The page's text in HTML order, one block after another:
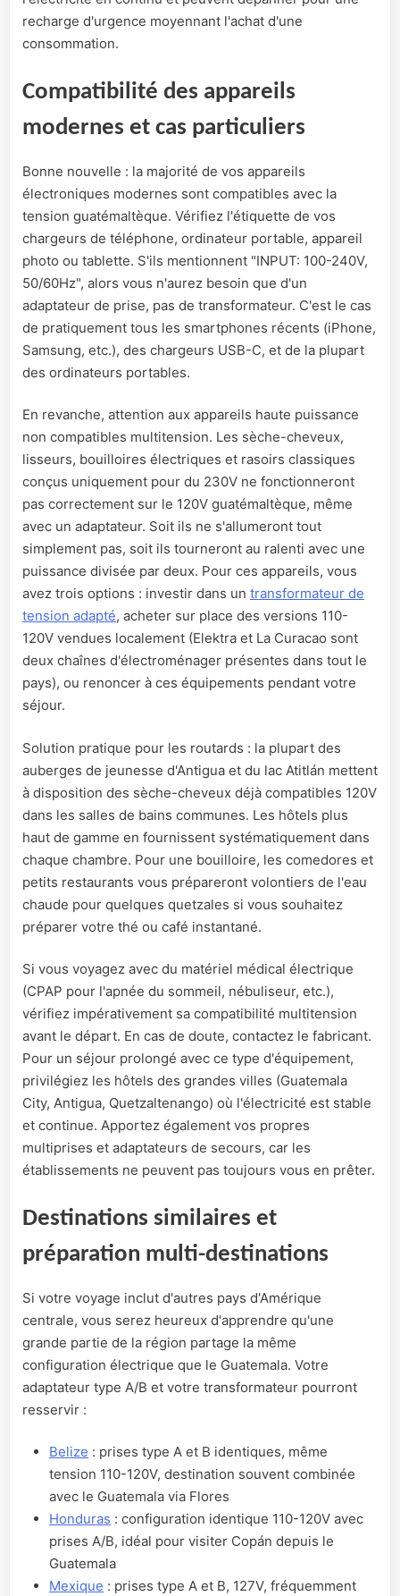
recharge d'urgence moyennant l'achat d'une
consommation.
Compatibilité des appareils
modernes et cas particuliers
Bonne nouvelle : la majorité de vos appareils
électroniques modernes sont compatibles avec la
tension guatémaltèque. Vérifiez l'étiquette de vos
chargeurs de téléphone, ordinateur portable, appareil
photo ou tablette. S'ils mentionnent "INPUT: 100-240V,
50/60Hz", alors vous n'aurez besoin que d'un
adaptateur de prise, pas de transformateur. C'est le cas
de pratiquement tous les smartphones récents (iPhone,
Samsung, etc.), des chargeurs USB-C, et de la plupart
des ordinateurs portables.
En revanche, attention aux appareils haute puissance
non compatibles multitension. Les sèche-cheveux,
lisseurs, bouilloires électriques et rasoirs classiques
conçus uniquement pour du 230V ne fonctionneront
pas correctement sur le 120V guatémaltèque, même
avec un adaptateur. Soit ils ne s'allumeront tout
simplement pas, soit ils tourneront au ralenti avec une
puissance divisée par deux. Pour ces appareils, vous
avez trois options : investir dans un transformateur de
tension adapté, acheter sur place des versions 110-
120V vendues localement (Elektra et La Curacao sont
deux chaînes d'électroménager présentes dans tout le
pays), ou renoncer à ces équipements pendant votre
séjour.
Solution pratique pour les routards : la plupart des
auberges de jeunesse d'Antigua et du lac Atitlán mettent
à disposition des sèche-cheveux déjà compatibles 120V
dans les salles de bains communes. Les hôtels plus
haut de gamme en fournissent systématiquement dans
chaque chambre. Pour une bouilloire, les comedores et
petits restaurants vous prépareront volontiers de l'eau
chaude pour quelques quetzales si vous souhaitez
préparer votre thé ou café instantané.
Si vous voyagez avec du matériel médical électrique
(CPAP pour l'apnée du sommeil, nébuliseur, etc.),
vérifiez impérativement sa compatibilité multitension
avant le départ. En cas de doute, contactez le fabricant.
Pour un séjour prolongé avec ce type d'équipement,
privilégiez les hôtels des grandes villes (Guatemala
City, Antigua, Quetzaltenango) où l'électricité est stable
et continue. Apportez également vos propres
multiprises et adaptateurs de secours, car les
établissements ne peuvent pas toujours vous en prêter.
Destinations similaires et
préparation multi-destinations
Si votre voyage inclut d'autres pays d'Amérique
centrale, vous serez heureux d'apprendre qu'une
grande partie de la région partage la même
configuration électrique que le Guatemala. Votre
adaptateur type A/B et votre transformateur pourront
resservir :
Belize : prises type A et B identiques, même
tension 110-120V, destination souvent combinée
avec le Guatemala via Flores
Honduras : configuration identique 110-120V avec
prises A/B, idéal pour visiter Copán depuis le
Guatemala
Mexique : prises type A et B, 127V, fréquemment